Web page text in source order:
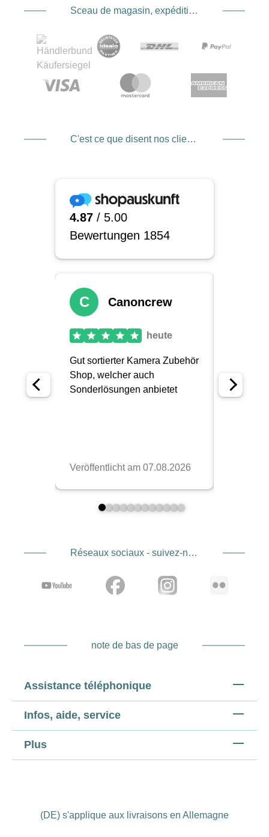
Sceau de magasin, expédition et expédition. Prestataire de services de paiement
C'est ce que disent nos clients
Réseaux sociaux - suivez-nous
note de bas de page
Assistance téléphonique
Infos, aide, service
Plus
(DE) s'applique aux livraisons en Allemagne